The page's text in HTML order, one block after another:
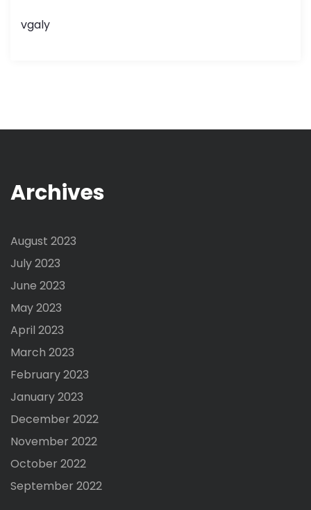
vgaly
Archives
August 2023
July 2023
June 2023
May 2023
April 2023
March 2023
February 2023
January 2023
December 2022
November 2022
October 2022
September 2022